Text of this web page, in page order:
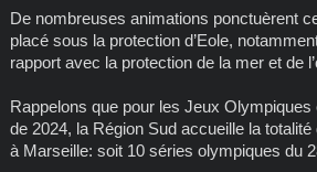
De nombreuses animations ponctuèrent
placé sous la protection d’Eole,
rapport avec la protection de la mer et de
Rappelons que pour les Jeux Olympiques
de 2024, la Région Sud accueille la
à Marseille: soit 10 séries olympiques du